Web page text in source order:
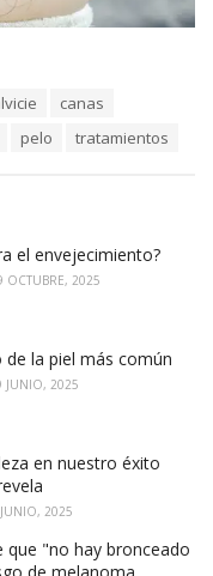
canas
pelo tratamientos
el envejecimiento?
OCTUBRE, 2025
de la piel más común
JUNIO, 2025
en nuestro éxito
2025
"no hay bronceado